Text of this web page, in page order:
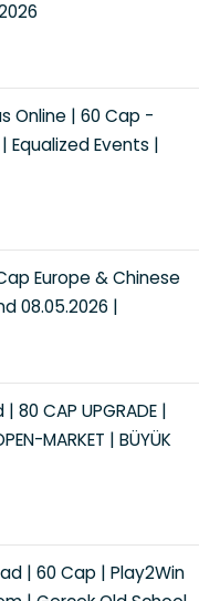
Online | 60 Cap -
Equalized Events |
Europe & Chinese
08.05.2026 |
80 CAP UPGRADE |
MARKET | BÜYÜK
| 60 Cap | Play2Win